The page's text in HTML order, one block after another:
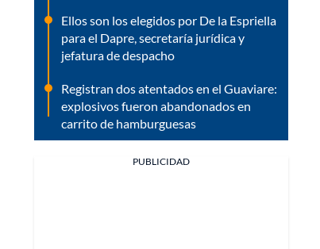
Ellos son los elegidos por De la Espriella
para el Dapre, secretaría jurídica y
jefatura de despacho
Registran dos atentados en el Guaviare:
explosivos fueron abandonados en
carrito de hamburguesas
PUBLICIDAD